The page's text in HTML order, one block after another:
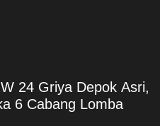
24 Griya Depok Asri,
6 Cabang Lomba